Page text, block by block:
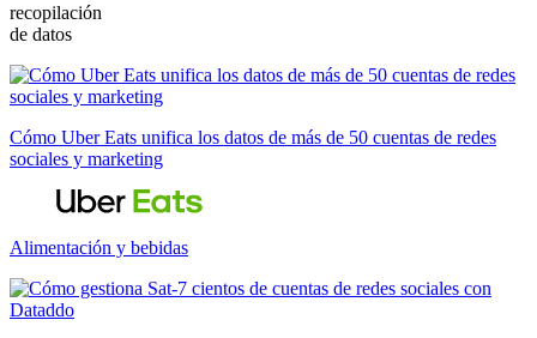
recopilación
de datos
Cómo Uber Eats unifica los datos de más de 50 cuentas de redes
sociales y marketing
Alimentación y bebidas